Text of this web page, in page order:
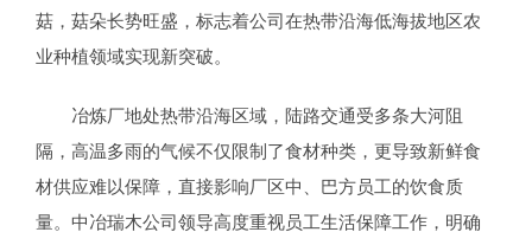
菇，菇朵长势旺盛，标志着公司在热带沿海低海拔地区农
业种植领域实现新突破。
冶炼厂地处热带沿海区域，陆路交通受多条大河阻
隔，高温多雨的气候不仅限制了食材种类，更导致新鲜食
材供应难以保障，直接影响厂区中、巴方员工的饮食质
量。中冶瑞木公司领导高度重视员工生活保障工作，明确